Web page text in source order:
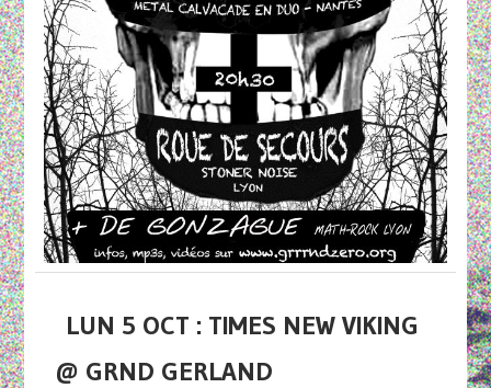
LUN 5 OCT : TIMES NEW VIKING
@ GRND GERLAND